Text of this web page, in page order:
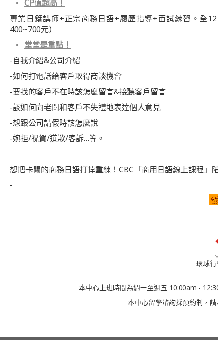
CP值超高！
專業日籍講師+正宗商務日語+履歷指導+面試練習。全
400~700元）
堂堂是重點！
-自我介紹&公司介紹
-如何打電話給客戶取得商談機會
-要找的客戶不在時該怎麼留言&接聽客戶留言
-該如何向老闆和客戶不失禮地表達個人意見
-想跟公司請假時該怎麼說
-婉拒/祝賀/道歉/客訴…等。
想把卡關的商務日語打掉重練！CBC「商用日語線上課程」
-
環球
本中心上班時間為週一至週五 10:00am -
本中心留學諮詢採預約制，